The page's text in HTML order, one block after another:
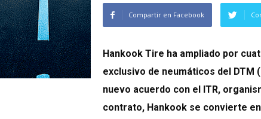
Compartir en Facebook
Hankook Tire ha ampliado por
exclusivo de neumáticos del DTM
nuevo acuerdo con el ITR,
contrato, Hankook se convierte